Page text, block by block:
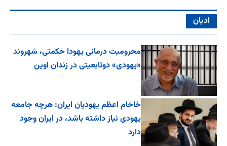
ادیان
محرومیت درمانی یهودا حکمتی، شهروند
«یهودی» دوتابعیتی در زندان اوین
خاخام اعظم یهودیان ایران: هرچه جامعه
یهودی نیاز داشته باشد، در ایران وجود
دارد